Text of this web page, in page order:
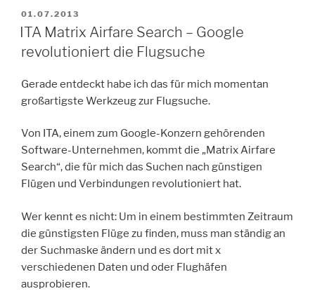
VERÖFFENTLICHT
AM
01.07.2013
ITA Matrix Airfare Search – Google
revolutioniert die Flugsuche
Gerade entdeckt habe ich das für mich momentan
großartigste Werkzeug zur Flugsuche.
Von ITA, einem zum Google-Konzern gehörenden
Software-Unternehmen, kommt die „Matrix Airfare
Search“, die für mich das Suchen nach günstigen
Flügen und Verbindungen revolutioniert hat.
Wer kennt es nicht: Um in einem bestimmten Zeitraum
die günstigsten Flüge zu finden, muss man ständig an
der Suchmaske ändern und es dort mit x
verschiedenen Daten und oder Flughäfen
ausprobieren.